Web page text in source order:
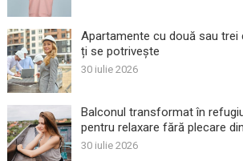
Apartamente cu două sau trei
ți se potrivește
30 iulie 2026
Balconul transformat în
pentru relaxare fără plecare
30 iulie 2026